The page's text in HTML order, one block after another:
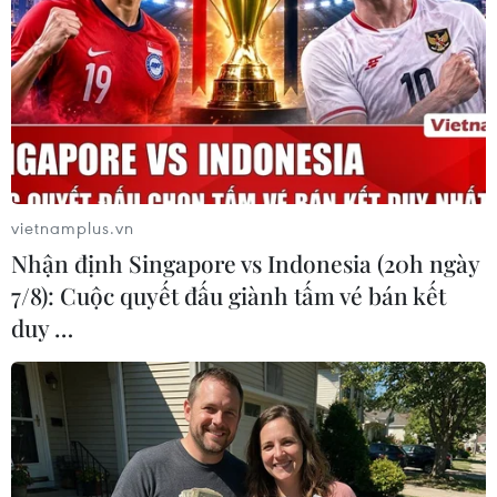
Theo dõi VietnamPlus
TIN LIÊN QUAN
vietnamplus.vn
Nhận định Singapore vs Indonesia (20h ngày
7/8): Cuộc quyết đấu giành tấm vé bán kết
duy …